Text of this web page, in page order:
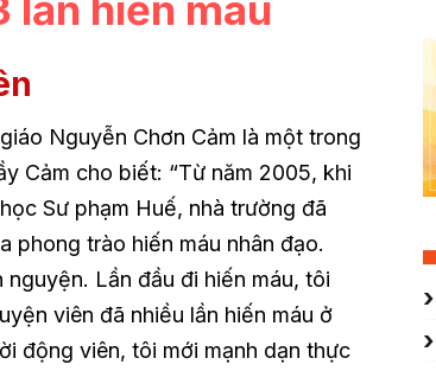
Nguyễn Chơn Cảm là một trong
Cảm cho biết: “Từ năm 2005, khi
Sư phạm Huế, nhà trường đã
phong trào hiến máu nhân đạo.
Lần đầu đi hiến máu, tôi
viên đã nhiều lần hiến máu ở
động viên, tôi mới mạnh dạn thực